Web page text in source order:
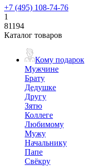
+7 (495) 108-74-76
1
81194
Каталог товаров
Кому подарок
Мужчине
Брату
Дедушке
Другу
Зятю
Коллеге
Любимому
Мужу
Начальнику
Папе
Свёкру